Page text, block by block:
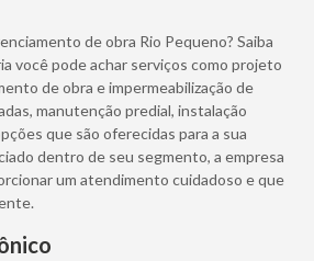
de obra Rio Pequeno? Saiba
você pode achar serviços como projeto
de obra e impermeabilização de
manutenção predial, instalação
que são oferecidas para a sua
dentro de seu segmento, a empresa
um atendimento cuidadoso e que